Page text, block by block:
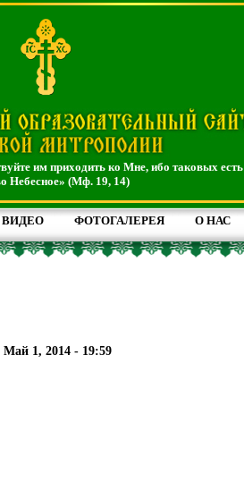
им приходить ко Мне, ибо таковых есть
Небесное» (Мф. 19, 14)
ВИДЕО ФОТОГАЛЕРЕЯ О НАС
Май 1, 2014 - 19:59